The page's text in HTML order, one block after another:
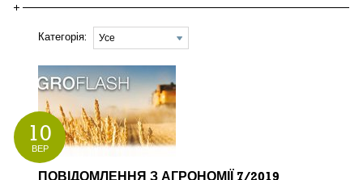
Категорія:
10
ВЕР
ПОВІДОМЛЕННЯ З АГРОНОМІЇ 7/2019